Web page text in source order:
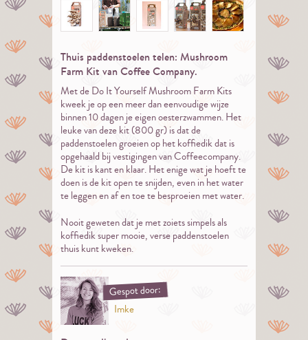
Thuis paddenstoelen telen: Mushroom
Farm Kit van Coffee Company.
Met de Do It Yourself Mushroom Farm Kits
kweek je op een meer dan eenvoudige wijze
binnen 10 dagen je eigen oesterzwammen. Het
leuke van deze kit (800 gr) is dat de
paddenstoelen groeien op het koffiedik dat is
opgehaald bij vestigingen van Coffeecompany.
De kit is kant en klaar. Het enige wat je hoeft te
doen is de kit open te snijden, even in het water
te leggen en af en toe te besproeien met water.
Nooit geweten dat je met zoiets simpels als
koffiedik super mooie, verse paddenstoelen
thuis kunt kweken.
Gespot door:
Imke